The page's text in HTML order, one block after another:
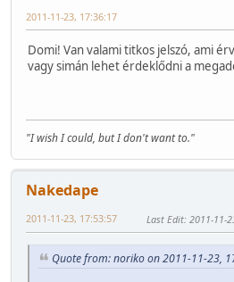
2011-11-23, 17:36:17
Domi! Van valami titkos jelszó, ami
vagy simán lehet érdeklődni a
"I wish I could, but I don't want to."
Nakedape
2011-11-23, 17:53:57 Last Edit: 2011-11-
Quote from: noriko on 2011-11-23,